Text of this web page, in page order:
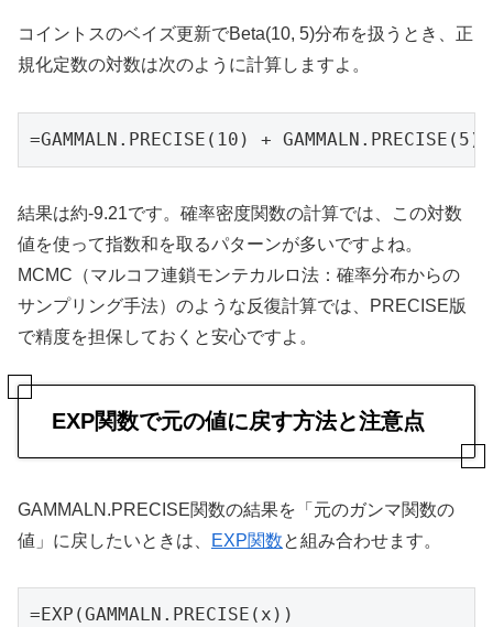
コイントスのベイズ更新でBeta(10, 5)分布を扱うとき、正
規化定数の対数は次のように計算しますよ。
=GAMMALN.PRECISE(10) +
結果は約-9.21です。確率密度関数の計算では、この対数
値を使って指数和を取るパターンが多いですよね。
MCMC（マルコフ連鎖モンテカルロ法：確率分布からの
サンプリング手法）のような反復計算では、PRECISE版
で精度を担保しておくと安心ですよ。
EXP関数で元の値に戻す方法と注意点
GAMMALN.PRECISE関数の結果を「元のガンマ関数の
値」に戻したいときは、
EXP関数と組み合わせます。
=EXP(GAMMALN.PRECISE(x))